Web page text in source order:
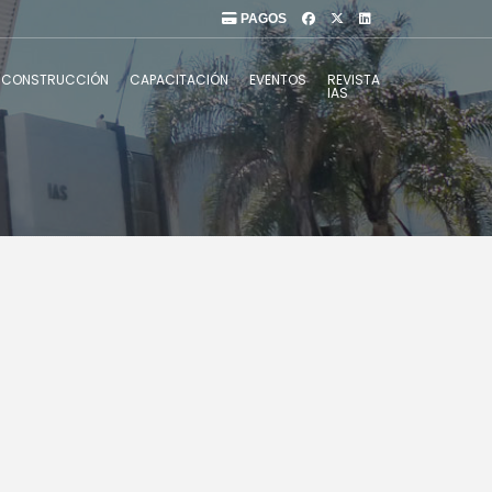
PAGOS
CONSTRUCCIÓN CAPACITACIÓN EVENTOS REVISTA
IAS